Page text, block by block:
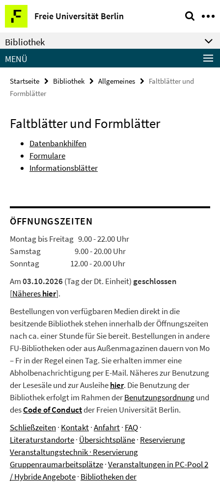
Springe
direkt
zu
Inhalt
Freie Universität Berlin
Service-
Navigation
Bibliothek
MENÜ
Startseite Bibliothek Allgemeines
Faltblätter und
Formblätter
Faltblätter und Formblätter
Datenbankhilfen
Formulare
Informationsblätter
ÖFFNUNGSZEITEN
Montag bis Freitag 9.00 - 22.00 Uhr
Samstag 9.00 - 20.00 Uhr
Sonntag 12.00 - 20.00 Uhr
Am03.10.2026 (Tag der Dt. Einheit) geschlossen
[Nähereshier].
Bestellungen von verfügbaren Medien direkt in die
besitzende Bibliothek stehen innerhalb der Öffnungszeiten
nach ca. einer Stunde für Sie bereit. Bestellungen in andere
FU-Bibliotheken oder aus Außenmagazinen dauern von Mo
– Fr in der Regel einen Tag. Sie erhalten immer eine
Abholbenachrichtigung per E-Mail. Näheres zur Benutzung
der Lesesäle und zur Ausleihehier. Die Benutzung der
Bibliothek erfolgt im Rahmen derBenutzungsordnungund
desCode of Conductder Freien Universität Berlin.
Schließzeiten · Kontakt·Anfahrt· FAQ·
Literaturstandorte· Übersichtspläne· Reservierung
Veranstaltungstechnik· Reservierung
Gruppenraumarbeitsplätze·Veranstaltungen in PC-Pool 2
/ Hybride Angebote· Bibliotheken der